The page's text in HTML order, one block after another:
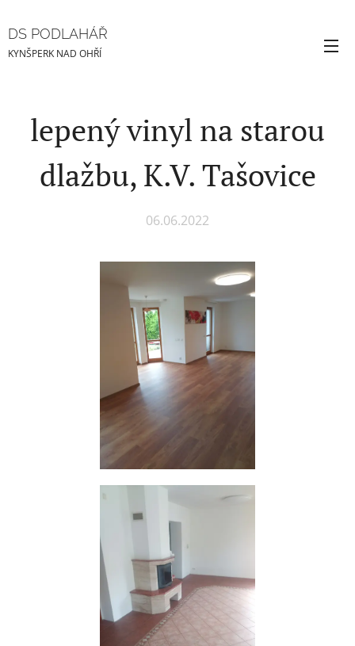
DS PODLAHÁŘ
KYNŠPERK NAD OHŘÍ
lepený vinyl na starou
dlažbu, K.V. Tašovice
06.06.2022